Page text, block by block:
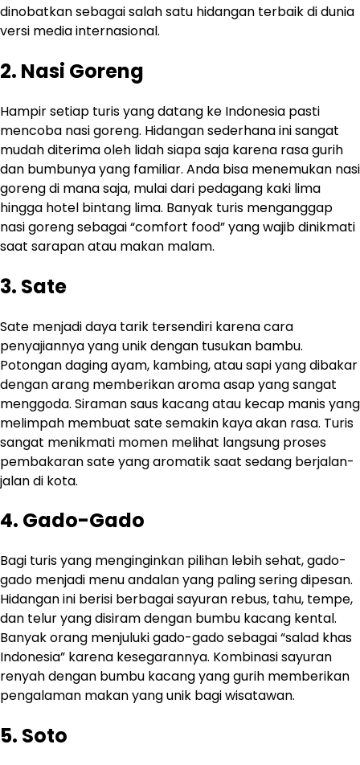
dinobatkan sebagai salah satu hidangan terbaik di dunia
versi media internasional.
2. Nasi Goreng
Hampir setiap turis yang datang ke Indonesia pasti
mencoba nasi goreng. Hidangan sederhana ini sangat
mudah diterima oleh lidah siapa saja karena rasa gurih
dan bumbunya yang familiar. Anda bisa menemukan nasi
goreng di mana saja, mulai dari pedagang kaki lima
hingga hotel bintang lima. Banyak turis menganggap
nasi goreng sebagai “comfort food” yang wajib dinikmati
saat sarapan atau makan malam.
3. Sate
Sate menjadi daya tarik tersendiri karena cara
penyajiannya yang unik dengan tusukan bambu.
Potongan daging ayam, kambing, atau sapi yang dibakar
dengan arang memberikan aroma asap yang sangat
menggoda. Siraman saus kacang atau kecap manis yang
melimpah membuat sate semakin kaya akan rasa. Turis
sangat menikmati momen melihat langsung proses
pembakaran sate yang aromatik saat sedang berjalan-
jalan di kota.
4. Gado-Gado
Bagi turis yang menginginkan pilihan lebih sehat, gado-
gado menjadi menu andalan yang paling sering dipesan.
Hidangan ini berisi berbagai sayuran rebus, tahu, tempe,
dan telur yang disiram dengan bumbu kacang kental.
Banyak orang menjuluki gado-gado sebagai “salad khas
Indonesia” karena kesegarannya. Kombinasi sayuran
renyah dengan bumbu kacang yang gurih memberikan
pengalaman makan yang unik bagi wisatawan.
5. Soto